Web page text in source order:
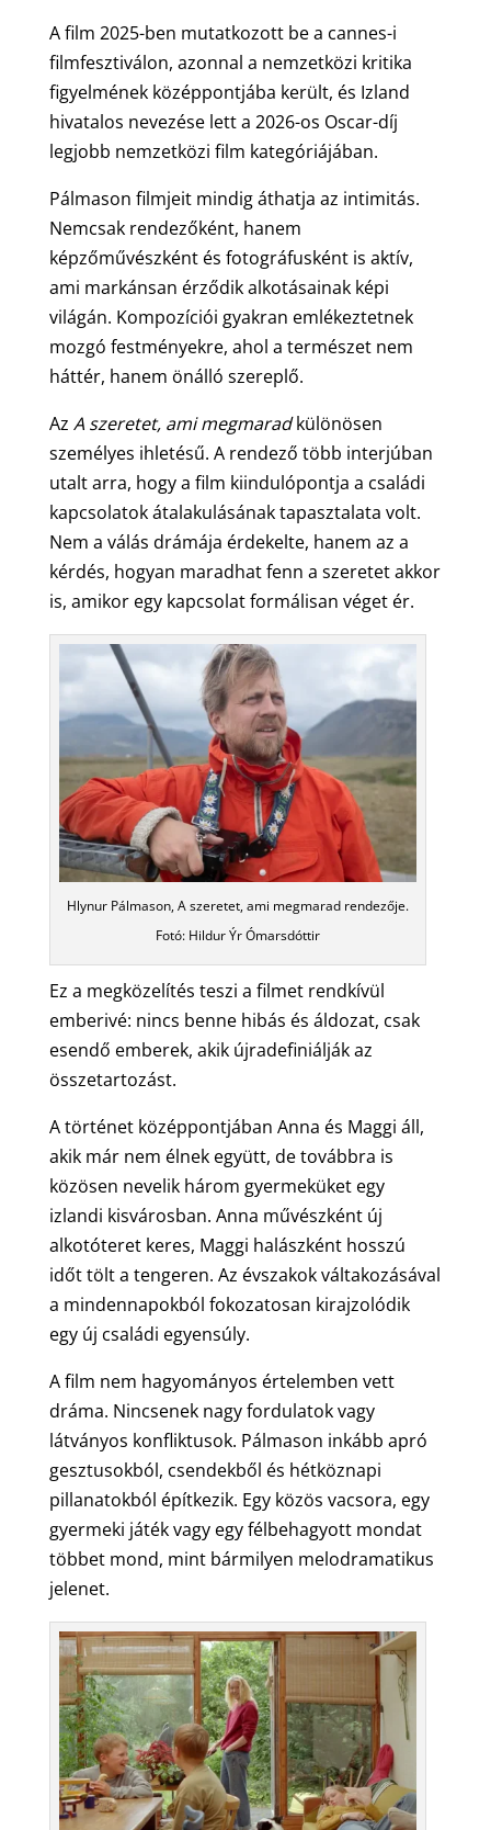
A film 2025-ben mutatkozott be a cannes-i
filmfesztiválon, azonnal a nemzetközi kritika
figyelmének középpontjába került, és Izland
hivatalos nevezése lett a 2026-os Oscar-díj
legjobb nemzetközi film kategóriájában.
Pálmason filmjeit mindig áthatja az intimitás.
Nemcsak rendezőként, hanem
képzőművészként és fotográfusként is aktív,
ami markánsan érződik alkotásainak képi
világán. Kompozíciói gyakran emlékeztetnek
mozgó festményekre, ahol a természet nem
háttér, hanem önálló szereplő.
Az A szeretet, ami megmaradkülönösen
személyes ihletésű. A rendező több interjúban
utalt arra, hogy a film kiindulópontja a családi
kapcsolatok átalakulásának tapasztalata volt.
Nem a válás drámája érdekelte, hanem az a
kérdés, hogyan maradhat fenn a szeretet akkor
is, amikor egy kapcsolat formálisan véget ér.
Hlynur Pálmason, A szeretet, ami megmarad rendezője.
Fotó: Hildur Ýr Ómarsdóttir
Ez a megközelítés teszi a filmet rendkívül
emberivé: nincs benne hibás és áldozat, csak
esendő emberek, akik újradefiniálják az
összetartozást.
A történet középpontjában Anna és Maggi áll,
akik már nem élnek együtt, de továbbra is
közösen nevelik három gyermeküket egy
izlandi kisvárosban. Anna művészként új
alkotóteret keres, Maggi halászként hosszú
időt tölt a tengeren. Az évszakok váltakozásával
a mindennapokból fokozatosan kirajzolódik
egy új családi egyensúly.
A film nem hagyományos értelemben vett
dráma. Nincsenek nagy fordulatok vagy
látványos konfliktusok. Pálmason inkább apró
gesztusokból, csendekből és hétköznapi
pillanatokból építkezik. Egy közös vacsora, egy
gyermeki játék vagy egy félbehagyott mondat
többet mond, mint bármilyen melodramatikus
jelenet.